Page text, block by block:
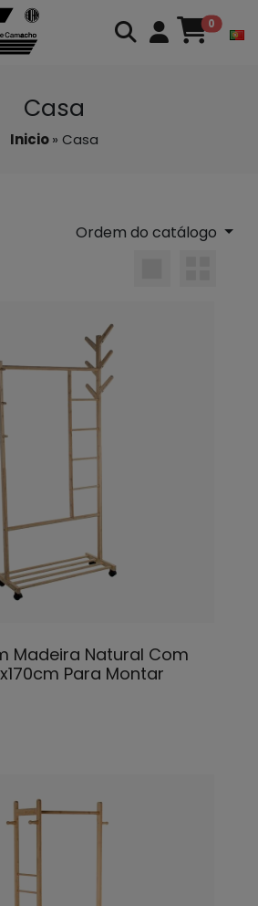
0
Casa
Inicio» Casa
Ordem do catálogo
Madeira Natural Com
Para Montar